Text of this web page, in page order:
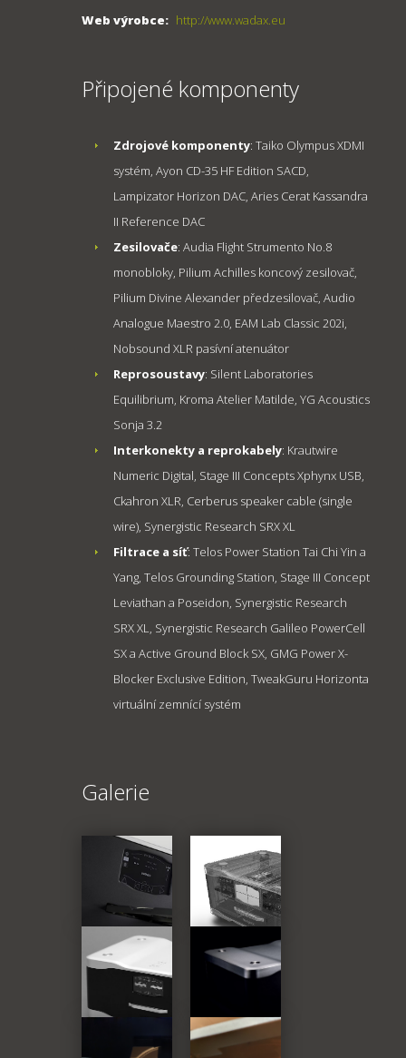
Web výrobce: http://www.wadax.eu
Připojené komponenty
Zdrojové komponenty: Taiko Olympus XDMI
systém, Ayon CD-35 HF Edition SACD,
Lampizator Horizon DAC, Aries Cerat Kassandra
II Reference DAC
Zesilovače: Audia Flight Strumento No.8
monobloky, Pilium Achilles koncový zesilovač,
Pilium Divine Alexander předzesilovač, Audio
Analogue Maestro 2.0, EAM Lab Classic 202i,
Nobsound XLR pasívní atenuátor
Reprosoustavy: Silent Laboratories
Equilibrium, Kroma Atelier Matilde, YG Acoustics
Sonja 3.2
Interkonekty a reprokabely: Krautwire
Numeric Digital, Stage III Concepts Xphynx USB,
Ckahron XLR, Cerberus speaker cable (single
wire), Synergistic Research SRX XL
Filtrace a síť: Telos Power Station Tai Chi Yin a
Yang, Telos Grounding Station, Stage III Concept
Leviathan a Poseidon, Synergistic Research
SRX XL, Synergistic Research Galileo PowerCell
SX a Active Ground Block SX, GMG Power X-
Blocker Exclusive Edition, TweakGuru Horizonta
virtuální zemnící systém
Galerie